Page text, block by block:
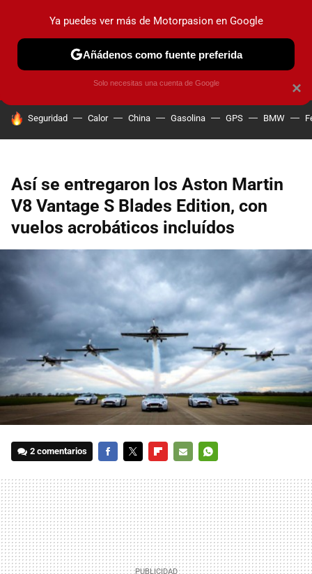
PRUEBAS COCHES ELÉCTRICOS OBSERVATORIO
HOY SE HABLA DE
Seguridad Calor China Gasolina GPS BMW
Así se entregaron los Aston Martin
V8 Vantage S Blades Edition, con
vuelos acrobáticos incluídos
2 comentarios
MAIL
×
Ya puedes ver más de Motorpasion en Google
Añádenos como fuente preferida
Solo necesitas una cuenta de Google